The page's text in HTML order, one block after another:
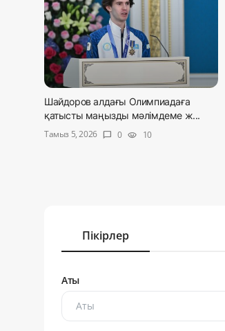
Шайдоров алдағы Олимпиадаға
қатысты маңызды мәлімдеме ж...
Тамыз 5, 2026 chat_bubble 0 visibility 10
Пікірлер
Аты